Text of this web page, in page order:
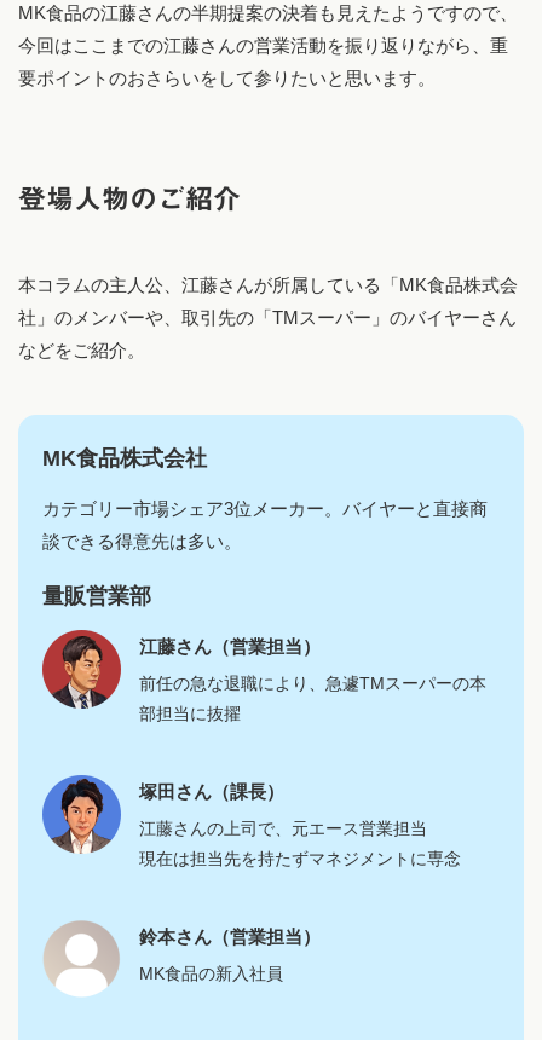
MK食品の江藤さんの半期提案の決着も見えたようですので、
今回はここまでの江藤さんの営業活動を振り返りながら、重
要ポイントのおさらいをして参りたいと思います。
登場人物のご紹介
本コラムの主人公、江藤さんが所属している「MK食品株式会
社」のメンバーや、取引先の「TMスーパー」のバイヤーさん
などをご紹介。
MK食品株式会社
カテゴリー市場シェア3位メーカー。バイヤーと直接商
談できる得意先は多い。
量販営業部
江藤さん（営業担当）
前任の急な退職により、急遽TMスーパーの本
部担当に抜擢
塚田さん（課長）
江藤さんの上司で、元エース営業担当
現在は担当先を持たずマネジメントに専念
鈴本さん（営業担当）
MK食品の新入社員